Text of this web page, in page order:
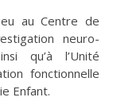
au Centre de
neuro-
qu’à l’Unité
fonctionnelle
Enfant.